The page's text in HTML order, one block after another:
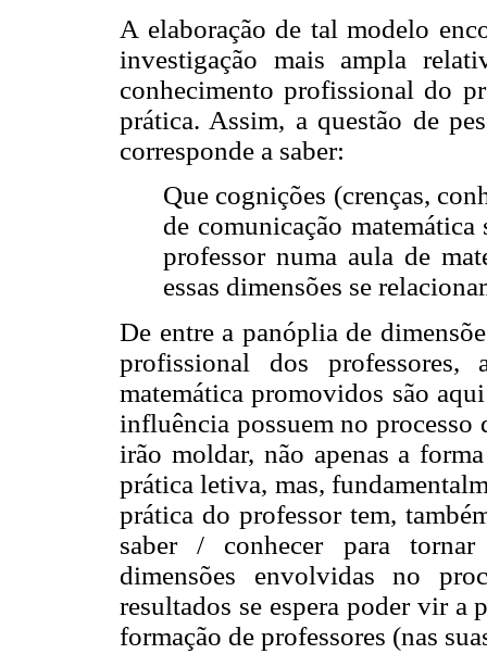
A elaboração de tal modelo
investigação mais ampla
conhecimento profissional do
prática. Assim, a questão de
corresponde a saber:
Que cognições (crenças,
de comunicação matemática
professor numa aula de
essas dimensões se
De entre a panóplia de
profissional dos
matemática promovidos são
influência possuem no processo
irão moldar, não apenas a
prática letiva, mas,
prática do professor tem,
saber / conhecer para
dimensões envolvidas no
resultados se espera poder vir a
formação de professores (nas